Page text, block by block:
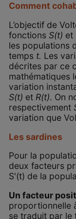
Comment
L’objectif de
fonctions S(t) et
les populations
tempst. Les
décrites par ce
mathématiques
variation
S(t) et R(t). On
respectivement
variation que
Les sardines
Pour la
deux facteurs
S'(t) de la
Un facteur
proportionnelle
se traduit par le